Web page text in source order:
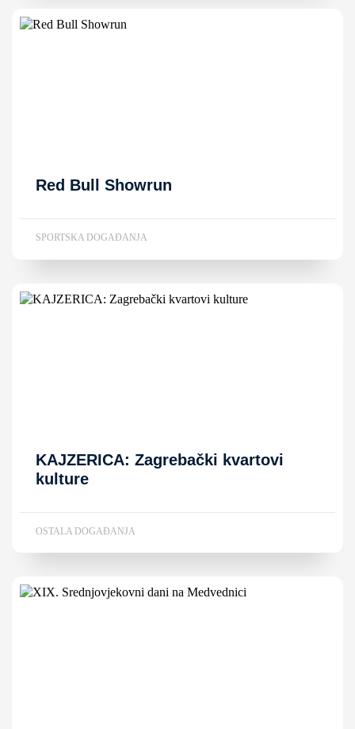
Red Bull Showrun
SPORTSKA DOGAĐANJA
KAJZERICA: Zagrebački kvartovi
kulture
OSTALA DOGAĐANJA